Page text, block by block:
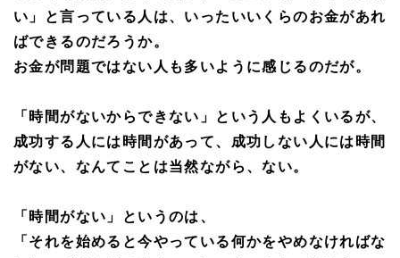
い」と言っている人は、いったいいくらのお金があれ
ばできるのだろうか。
お金が問題ではない人も多いように感じるのだが。
「時間がないからできない」という人もよくいるが、
成功する人には時間があって、成功しない人には時間
がない、なんてことは当然ながら、ない。
「時間がない」というのは、
「それを始めると今やっている何かをやめなければな